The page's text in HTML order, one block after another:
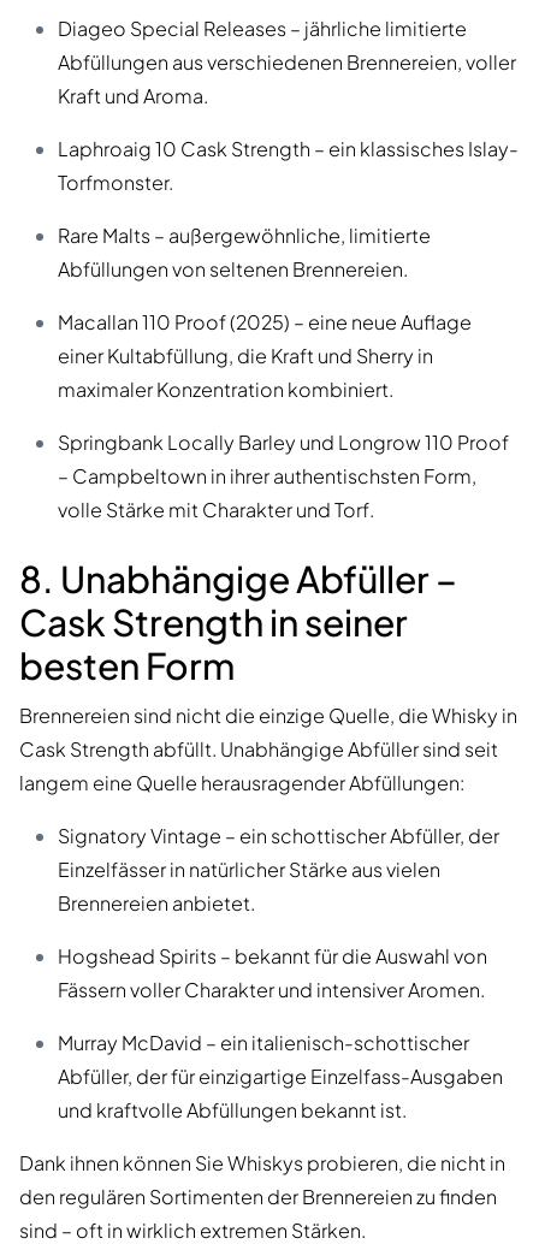
Diageo Special Releases – jährliche limitierte
Abfüllungen aus verschiedenen Brennereien, voller
Kraft und Aroma.
Laphroaig 10 Cask Strength – ein klassisches Islay-
Torfmonster.
Rare Malts – außergewöhnliche, limitierte
Abfüllungen von seltenen Brennereien.
Macallan 110 Proof (2025) – eine neue Auflage
einer Kultabfüllung, die Kraft und Sherry in
maximaler Konzentration kombiniert.
Springbank Locally Barley und Longrow 110 Proof
– Campbeltown in ihrer authentischsten Form,
volle Stärke mit Charakter und Torf.
8. Unabhängige Abfüller –
Cask Strength in seiner
besten Form
Brennereien sind nicht die einzige Quelle, die Whisky in
Cask Strength abfüllt. Unabhängige Abfüller sind seit
langem eine Quelle herausragender Abfüllungen:
Signatory Vintage – ein schottischer Abfüller, der
Einzelfässer in natürlicher Stärke aus vielen
Brennereien anbietet.
Hogshead Spirits – bekannt für die Auswahl von
Fässern voller Charakter und intensiver Aromen.
Murray McDavid – ein italienisch-schottischer
Abfüller, der für einzigartige Einzelfass-Ausgaben
und kraftvolle Abfüllungen bekannt ist.
Dank ihnen können Sie Whiskys probieren, die nicht in
den regulären Sortimenten der Brennereien zu finden
sind – oft in wirklich extremen Stärken.